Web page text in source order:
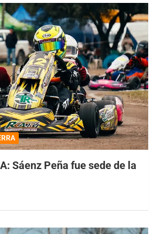
Sáenz Peña fue sede de la